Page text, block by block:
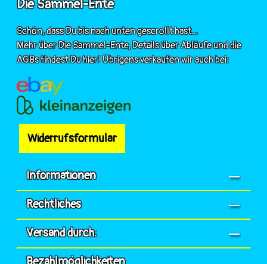
Die Sammel-Ente
Schön, dass Du bis nach unten gescrollt hast...
Mehr über Die Sammel-Ente, Details über Abläufe und die
AGBs findest Du hier! Übrigens verkaufen wir auch bei:
Widerrufsformular
Informationen
Rechtliches
Versand durch: